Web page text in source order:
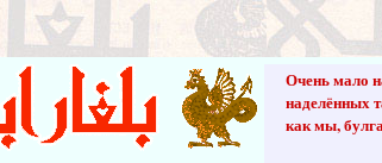
Очень мало
наделённых
как мы,